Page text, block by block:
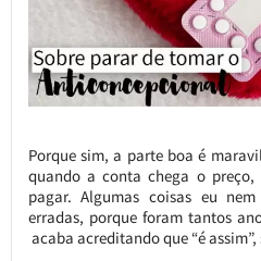
Porque sim, a parte boa é
quando a conta chega o
pagar. Algumas coisas eu
erradas, porque foram tantos
acaba acreditando que “é assim”,